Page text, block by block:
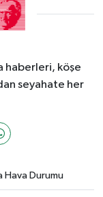
haberleri, köşe
seyahate her
Hava Durumu